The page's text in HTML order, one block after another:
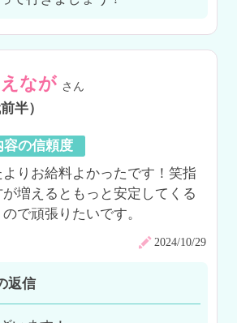
なが さん
半）
容の信頼度
りお給料よかったです！笑指
増えるともっと安定してくる
で頑張りたいです。
2024/10/29
返信